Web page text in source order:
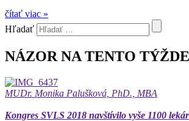
čítať viac »
Hľadať
NÁZOR NA TENTO
MUDr. Monika Palušková, PhD., MBA
Kongres SVLS 2018 navštívilo vyše 1100